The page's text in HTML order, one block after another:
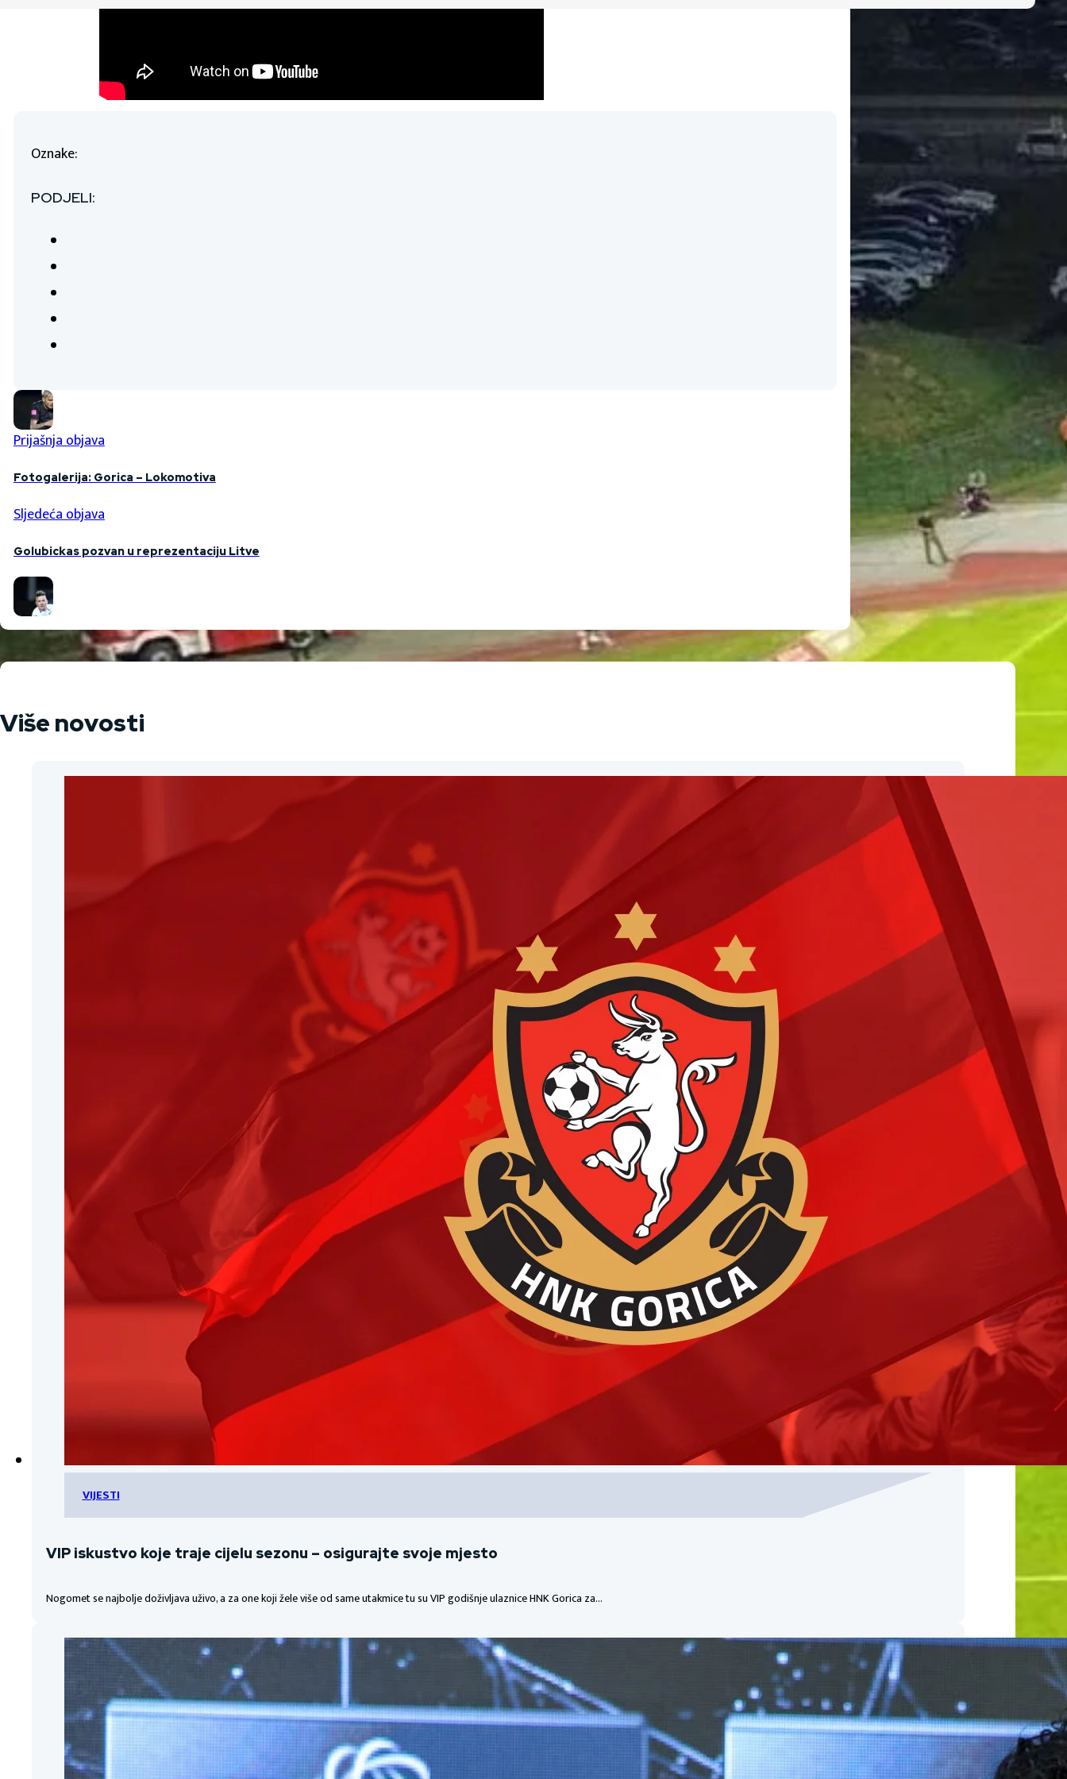
Oznake:
PODJELI:
Prijašnja objava
Fotogalerija: Gorica – Lokomotiva
Sljedeća objava
Golubickas pozvan u reprezentaciju Litve
Više novosti
VIJESTI
VIP iskustvo koje traje cijelu sezonu – osigurajte svoje mjesto
Nogomet se najbolje doživljava uživo, a za one koji žele više od same utakmice tu su VIP godišnje ulaznice HNK Gorica za…